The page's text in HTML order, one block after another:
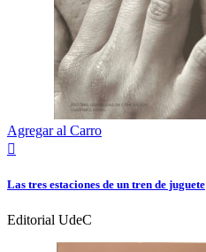
Agregar al Carro

Las tres estaciones de un tren de juguete
Editorial UdeC